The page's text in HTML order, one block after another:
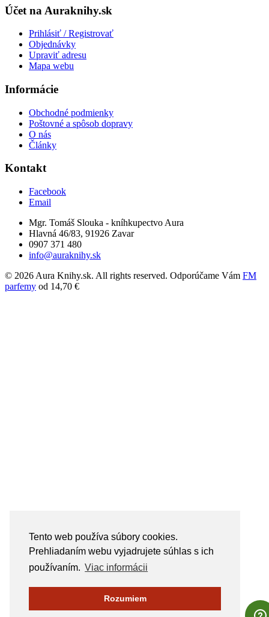
Tento web používa súbory cookies.
Prehliadaním webu vyjadrujete súhlas s ich
používaním. Viac informácii
Rozumiem
Účet na Auraknihy.sk
Prihlásiť / Registrovať
Objednávky
Upraviť adresu
Mapa webu
Informácie
Obchodné podmienky
Poštovné a spôsob dopravy
O nás
Články
Kontakt
Facebook
Email
Mgr. Tomáš Slouka - kníhkupectvo Aura
Hlavná 46/83, 91926 Zavar
0907 371 480
info@auraknihy.sk
© 2026 Aura Knihy.sk. All rights reserved. Odporúčame Vám FM
parfemy od 14,70 €